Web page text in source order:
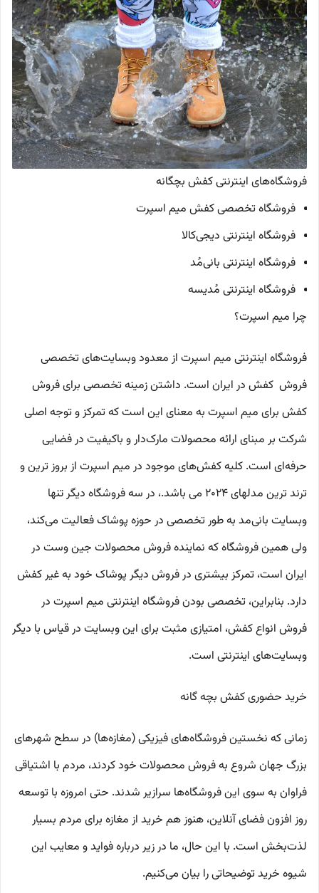
فروشگاه‌های اینترنتی کفش بچگانه
فروشگاه تخصصی کفش میم اسپرت
فروشگاه اینترنتی دیجی‌کالا
فروشگاه اینترنتی بانی‌مُد
فروشگاه اینترنتی مُدیسه
چرا میم اسپرت؟
فروشگاه اینترنتی میم اسپرت از معدود وبسایت‌های تخصصی
فروش کفش در ایران است. داشتن زمینه تخصصی برای فروش
کفش برای میم اسپرت به معنای این است که تمرکز و توجه اصلی
شرکت بر مبنای ارائه محصولات مارک‌دار و باکیفیت در فضایی
حرفه‌ای است. کلیه کفش‌های موجود در میم اسپرت از بروز ترین و
ترند ترین مدلهای 2024 می باشد.، در سه فروشگاه دیگر تنها
وبسایت بانی‌مد به طور تخصصی در حوزه پوشاک فعالیت می‌کند،
ولی همین فروشگاه که نماینده فروش محصولات جین وست در
ایران است، تمرکز بیشتری در فروش دیگر پوشاک خود به غیر کفش
دارد. بنابراین، تخصصی بودن فروشگاه اینترنتی میم اسپرت در
فروش انواع کفش، امتیازی مثبت برای این وبسایت در قیاس با دیگر
وبسایت‌های اینترنتی است.
خرید حضوری کفش بچه گانه
زمانی که نخستین فروشگاه‌های فیزیکی (مغازه‌ها) در سطح شهرهای
بزرگ جهان شروع به فروش محصولات خود کردند، مردم با اشتیاقی
فراوان به سوی این فروشگاه‌ها سرازیر شدند. حتی امروزه با توسعه
روز افزون فضای آنلاین، هنوز هم خرید از مغازه برای مردم بسیار
لذت‌بخش است. با این حال، ما در زیر درباره فواید و معایب این
شیوه خرید توضیحاتی را بیان می‌کنیم.